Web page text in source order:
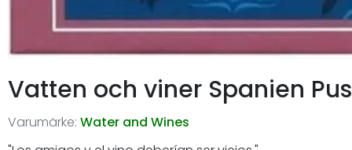
Vatten och viner Spanien
Varumärke: Water and Wines